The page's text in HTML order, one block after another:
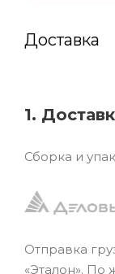
Доставка
1.
Сборка и
Отправка
«Эталон».